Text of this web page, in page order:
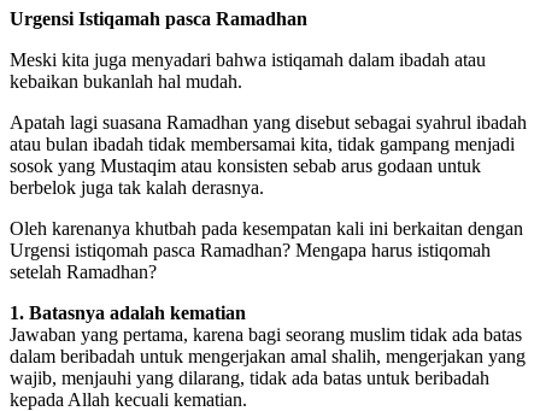
Urgensi Istiqamah pasca Ramadhan
Meski kita juga menyadari bahwa istiqamah dalam ibadah atau
kebaikan bukanlah hal mudah.
Apatah lagi suasana Ramadhan yang disebut sebagai syahrul ibadah
atau bulan ibadah tidak membersamai kita, tidak gampang menjadi
sosok yang Mustaqim atau konsisten sebab arus godaan untuk
berbelok juga tak kalah derasnya.
Oleh karenanya khutbah pada kesempatan kali ini berkaitan dengan
Urgensi istiqomah pasca Ramadhan? Mengapa harus istiqomah
setelah Ramadhan?
1. Batasnya adalah kematian
Jawaban yang pertama, karena bagi seorang muslim tidak ada batas
dalam beribadah untuk mengerjakan amal shalih, mengerjakan yang
wajib, menjauhi yang dilarang, tidak ada batas untuk beribadah
kepada Allah kecuali kematian.